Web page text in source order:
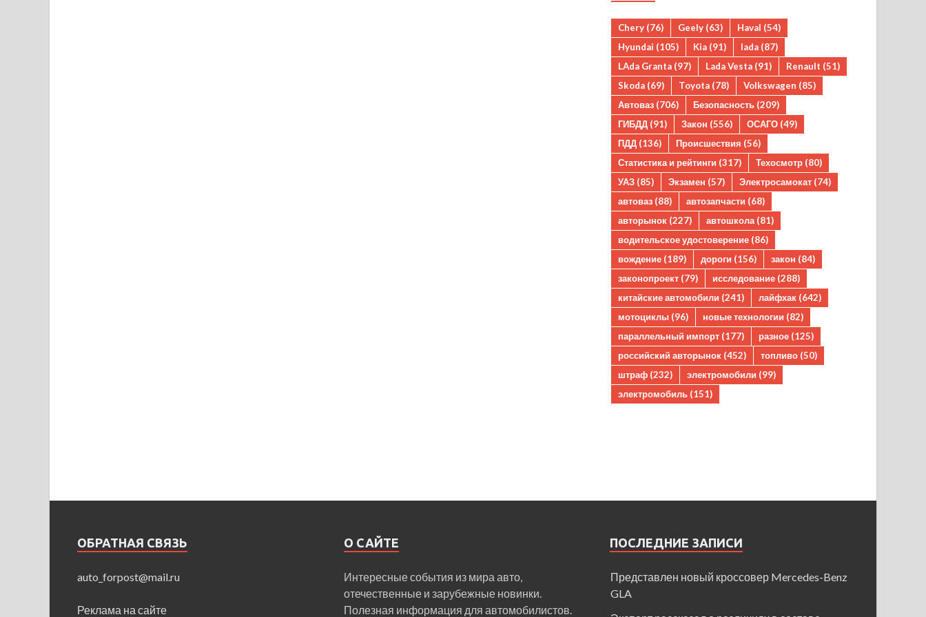
Chery (76) Geely (63) Haval (54)
Hyundai (105) Kia (91) lada (87)
LAda Granta (97) Lada Vesta (91) Renault (51)
Skoda (69) Toyota (78) Volkswagen (85)
Автоваз (706) Безопасность (209)
ГИБДД (91) Закон (556) ОСАГО (49)
ПДД (136) Происшествия (56)
Статистика и рейтинги (317) Техосмотр (80)
УАЗ (85) Экзамен (57) Электросамокат (74)
автоваз (88) автозапчасти (68)
авторынок (227) автошкола (81)
водительское удостоверение (86)
вождение (189) дороги (156) закон (84)
законопроект (79) исследование (288)
китайские автомобили (241) лайфхак (642)
мотоциклы (96) новые технологии (82)
параллельный импорт (177) разное (125)
российский авторынок (452) топливо (50)
штраф (232) электромобили (99)
электромобиль (151)
ОБРАТНАЯ СВЯЗЬ
auto_forpost@mail.ru
Реклама на сайте
О САЙТЕ
Интересные события из мира авто,
отечественные и зарубежные новинки.
Полезная информация для автомобилистов.
ПОСЛЕДНИЕ ЗАПИСИ
Представлен новый кроссовер Mercedes-Benz
GLA